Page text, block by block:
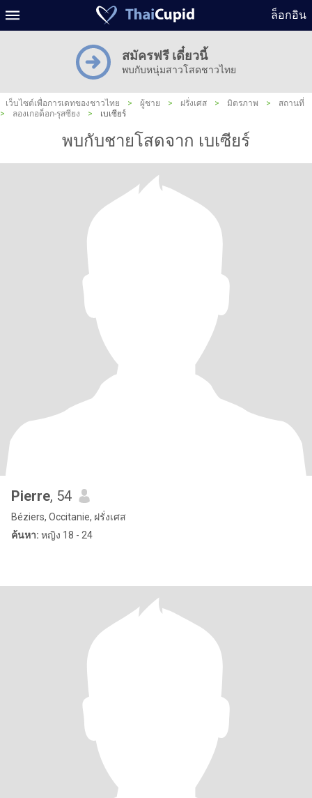
ล็อกอิน
สมัครฟรี เดี๋ยวนี้
พบกับหนุ่มสาวโสดชาวไทย
เว็บไซต์เพื่อการเดทของชาวไทย > ผู้ชาย > ฝรั่งเศส > มิตรภาพ >
สถานที่
>
ลองเกอด็อก-รุสซียง > เบเซียร์
พบกับชายโสดจาก เบเซียร์
Pierre, 54
Béziers, Occitanie, ฝรั่งเศส
ค้นหา: หญิง 18 - 24